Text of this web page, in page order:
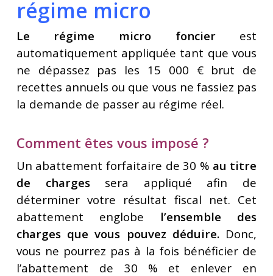
régime micro
Le régime micro foncierest
automatiquement appliquée tant que vous
ne dépassez pas les 15 000 € brut de
recettes annuels ou que vous ne fassiez pas
la demande de passer au régime réel.
Comment êtes vous imposé ?
Un abattement forfaitaire de 30 %au titre
de charges sera appliqué afin de
déterminer votre résultat fiscal net. Cet
abattement englobe l’ensemble des
charges que vous pouvez déduire.Donc,
vous ne pourrez pas à la fois bénéficier de
l’abattement de 30 % et enlever en